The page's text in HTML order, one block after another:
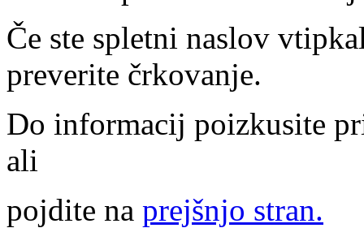
Če ste spletni naslov
preverite črkovanje.
Do informacij poizkusite
ali
pojdite na prejšnjo stran.